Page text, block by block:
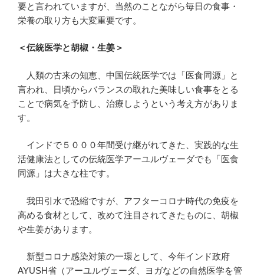
要と言われていますが、当然のことながら毎日の食事・
栄養の取り方も大変重要です。
＜伝統医学と胡椒・生姜＞
人類の古来の知恵、中国伝統医学では「医食同源」と
言われ、日頃からバランスの取れた美味しい食事をとる
ことで病気を予防し、治療しようという考え方がありま
す。
インドで５０００年間受け継がれてきた、実践的な生
活健康法としての伝統医学アーユルヴェーダでも「医食
同源」は大きな柱です。
我田引水で恐縮ですが、アフターコロナ時代の免疫を
高める食材として、改めて注目されてきたものに、胡椒
や生姜があります。
新型コロナ感染対策の一環として、今年インド政府
AYUSH省（アーユルヴェーダ、ヨガなどの自然医学を管